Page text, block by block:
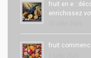
fruit en e :
enrichissez
fruit